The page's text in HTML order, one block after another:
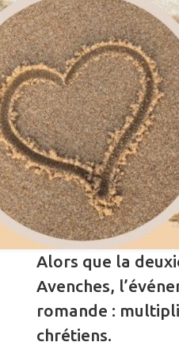
Alors que la
Avenches,
romande :
chrétiens.